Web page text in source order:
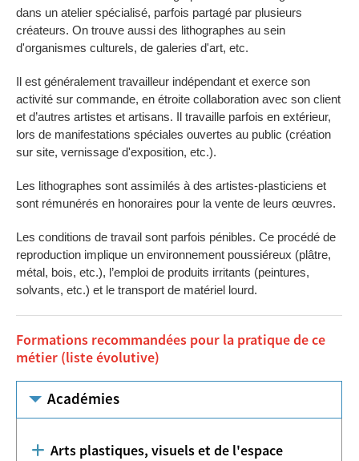
dans un atelier spécialisé, parfois partagé par plusieurs
créateurs. On trouve aussi des lithographes au sein
d'organismes culturels, de galeries d'art, etc.
Il est généralement travailleur indépendant et exerce son
activité sur commande, en étroite collaboration avec son client
et d’autres artistes et artisans. Il travaille parfois en extérieur,
lors de manifestations spéciales ouvertes au public (création
sur site, vernissage d'exposition, etc.).
Les lithographes sont assimilés à des artistes-plasticiens et
sont rémunérés en honoraires pour la vente de leurs œuvres.
Les conditions de travail sont parfois pénibles. Ce procédé de
reproduction implique un environnement poussiéreux (plâtre,
métal, bois, etc.), l’emploi de produits irritants (peintures,
solvants, etc.) et le transport de matériel lourd.
Formations recommandées pour la pratique de ce
métier (liste évolutive)
Académies
Arts plastiques, visuels et de l'espace